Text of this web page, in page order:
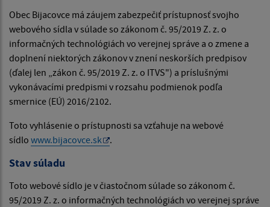
Obec Bijacovce má záujem zabezpečiť prístupnosť svojho
webového sídla v súlade so zákonom č. 95/2019 Z. z. o
informačných technológiách vo verejnej správe a o zmene a
doplnení niektorých zákonov v znení neskorších predpisov
(ďalej len „zákon č. 95/2019 Z. z. o ITVS") a príslušnými
vykonávacími predpismi v rozsahu podmienok podľa
smernice (EÚ) 2016/2102.
Toto vyhlásenie o prístupnosti sa vzťahuje na webové
sídlo www.bijacovce.sk .
Stav súladu
Toto webové sídlo je v čiastočnom súlade so zákonom č.
95/2019 Z. z. o informačných technológiách vo verejnej správe